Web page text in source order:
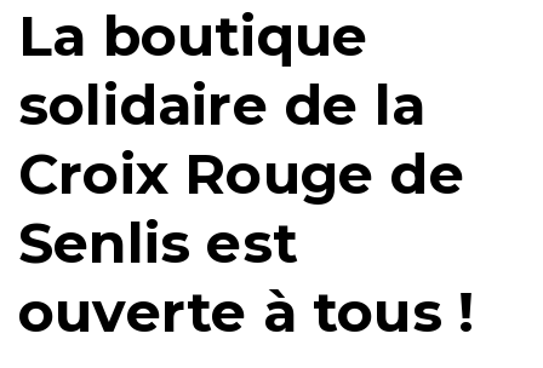
La boutique
solidaire de la
Croix Rouge de
Senlis est
ouverte à tous !